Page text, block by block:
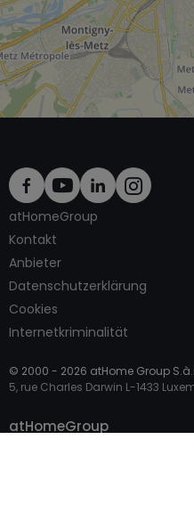
atHomeGroup
Kontakt
Anbieter
Datenschutzerklärung
Cookies
Internetkriminalität
© 2000 - 2026 atHome Group
5, rue Charles Darwin L-1433
atHomeGroup